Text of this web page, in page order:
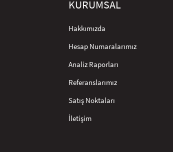
KURUMSAL
Hakkımızda
Hesap Numaralarımız
Analiz Raporları
Referanslarımız
Satış Noktaları
İletişim